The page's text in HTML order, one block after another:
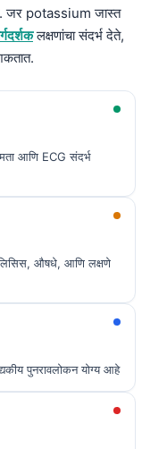
जर potassium जास्त
लक्षणांचा संदर्भ देते,
आणि ECG संदर्भ
औषधे, आणि लक्षणे
पुनरावलोकन योग्य आहे